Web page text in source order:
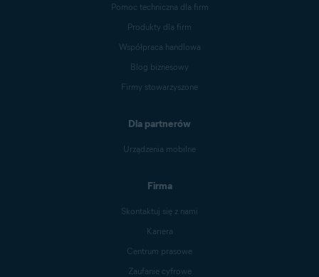
Pomoc techniczna dla firm
Produkty dla firm
Współpraca handlowa
Blog biznesowy
Firmy stowarzyszone
Dla partnerów
Urządzenia mobilne
Firma
Skontaktuj się z nami
Kariera
Centrum prasowe
Zaufanie cyfrowe